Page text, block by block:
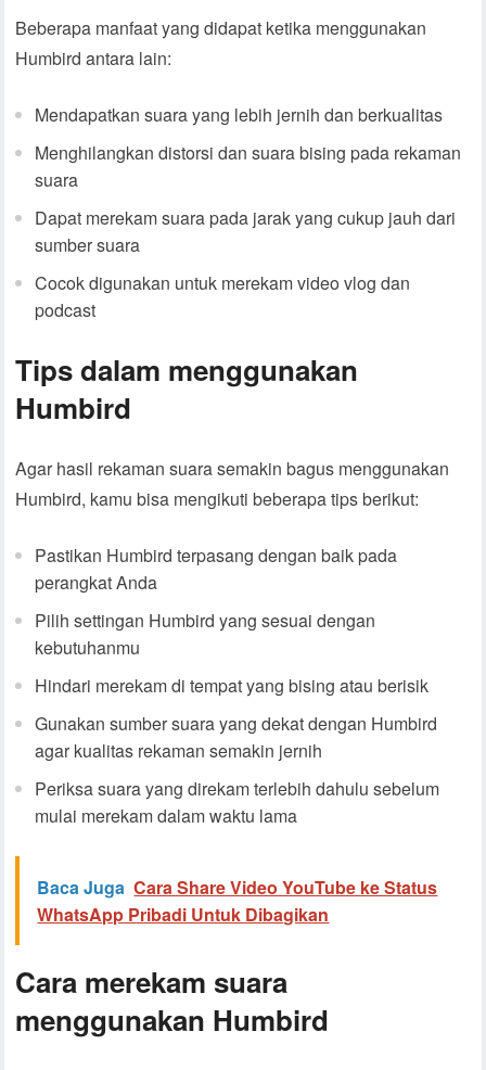
Beberapa manfaat yang didapat ketika menggunakan
Humbird antara lain:
Mendapatkan suara yang lebih jernih dan berkualitas
Menghilangkan distorsi dan suara bising pada rekaman
suara
Dapat merekam suara pada jarak yang cukup jauh dari
sumber suara
Cocok digunakan untuk merekam video vlog dan
podcast
Tips dalam menggunakan
Humbird
Agar hasil rekaman suara semakin bagus menggunakan
Humbird, kamu bisa mengikuti beberapa tips berikut:
Pastikan Humbird terpasang dengan baik pada
perangkat Anda
Pilih settingan Humbird yang sesuai dengan
kebutuhanmu
Hindari merekam di tempat yang bising atau berisik
Gunakan sumber suara yang dekat dengan Humbird
agar kualitas rekaman semakin jernih
Periksa suara yang direkam terlebih dahulu sebelum
mulai merekam dalam waktu lama
Baca Juga Cara Share Video YouTube ke Status
WhatsApp Pribadi Untuk Dibagikan
Cara merekam suara
menggunakan Humbird